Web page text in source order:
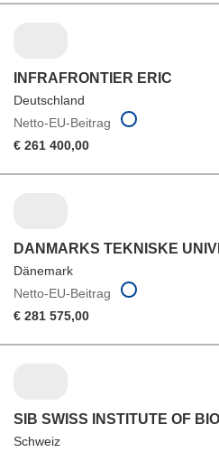
INFRAFRONTIER ERIC
Deutschland
Netto-EU-Beitrag
€ 261 400,00
DANMARKS TEKNISKE
Dänemark
Netto-EU-Beitrag
€ 281 575,00
SIB SWISS INSTITUTE OF
Schweiz